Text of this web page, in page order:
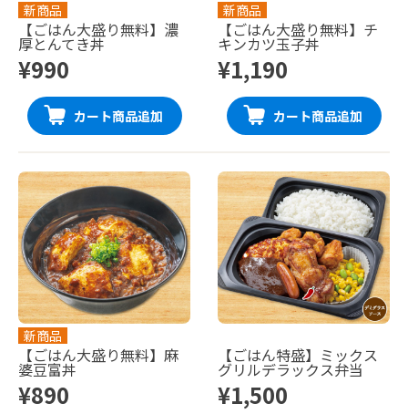
新商品
【ごはん大盛り無料】濃
厚とんてき丼
¥990
カート商品追加
新商品
【ごはん大盛り無料】チ
キンカツ玉子丼
¥1,190
カート商品追加
新商品
【ごはん大盛り無料】麻
婆豆富丼
¥890
【ごはん特盛】ミックス
グリルデラックス弁当
¥1,500